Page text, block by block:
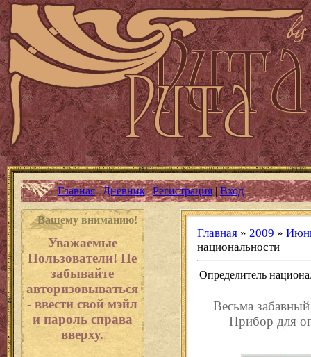
Главная|Дневник|Регистрация|Вход
Вашему вниманию!
Уважаемые
Пользователи! Не
забывайте
авторизовываться
- ввести свой мэйл
и пароль справа
вверху.
Главная» 2009 »
национальности
Определитель
Весьма
Прибор для